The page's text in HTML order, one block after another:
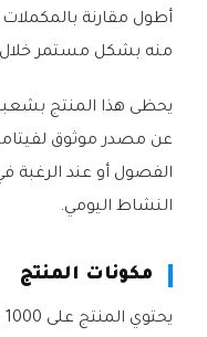
أطول مقارنة بالمكملات
منه بشكل مستمر خلال
يحظى هذا المنتج
الفصول أو عند الرغبة
النشاط اليومي.
مكونات المنتج